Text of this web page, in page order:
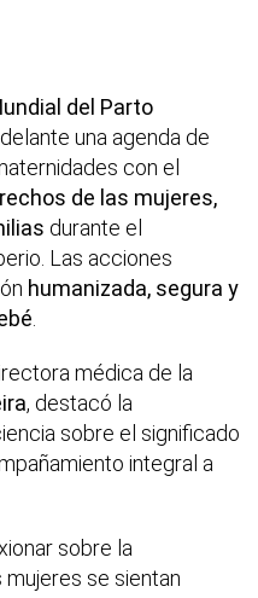
del Parto
una agenda de
con el
de las mujeres,
durante el
Las acciones
humanizada, segura y
médica de la
, destacó la
sobre el significado
integral a
sobre la
se sientan